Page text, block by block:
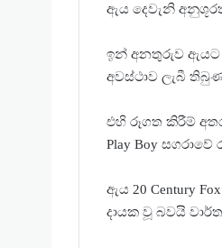
ඇය දෙවැනි
ඉන් අනතුරුව ඇයට
අවස්ථාව ලැබී
එහි රූගත කිරීම්
Play Boy
ඇය 20 Century
දායක වූ බවයි